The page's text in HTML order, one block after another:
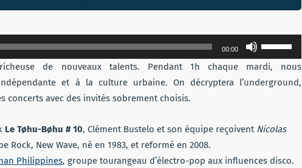
00:00
les
flèches
haut/bas
ou
de nouveaux talents. Pendant 1h chaque mardi, nous
et à la culture urbaine. On décryptera l’underground,
concerts avec des invités sobrement choisis.
Le Tøhu-Bøhu # 10, Clément Bustelo et son équipe reçoivent Nicolas
Rock, New Wave, né en 1983, et reformé en 2008.
Philippines, groupe tourangeau d’électro-pop aux influences disco.